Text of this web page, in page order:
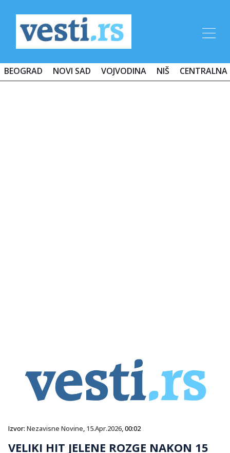
BEOGRAD NOVI SAD VOJVODINA NIŠ CENTRALNA
Izvor: Nezavisne Novine, 15.Apr.2026, 00:02
VELIKI HIT JELENE ROZGE NAKON 15